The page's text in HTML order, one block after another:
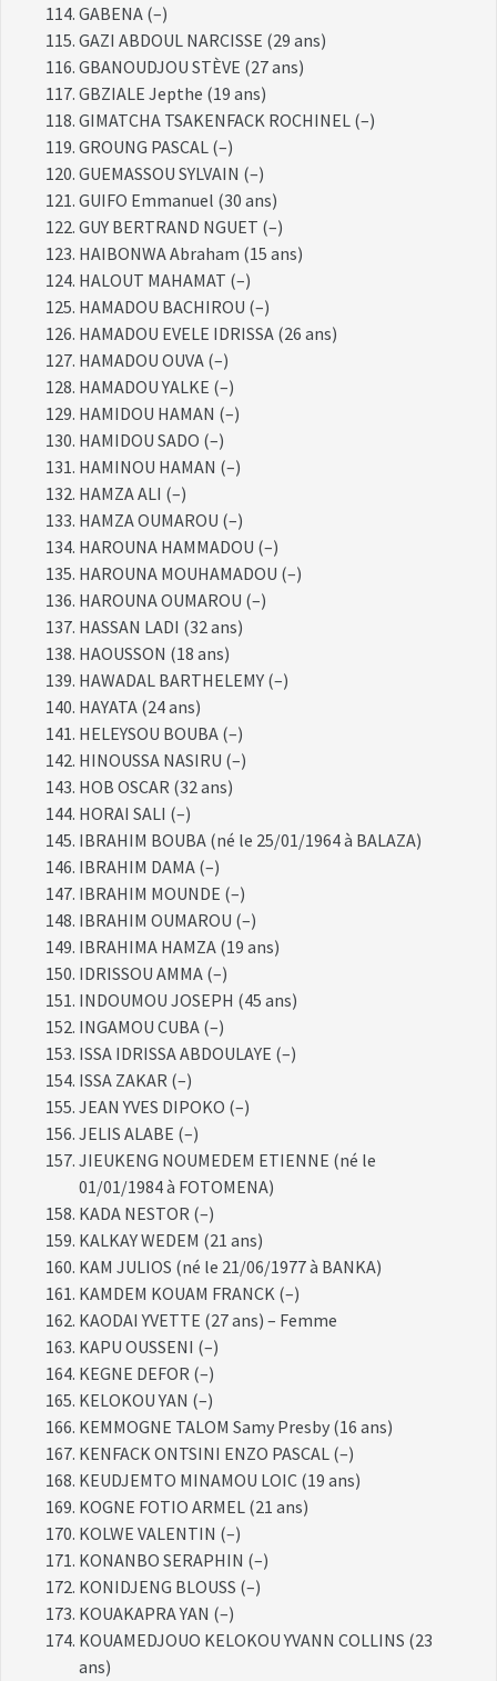
GABENA (–)
GAZI ABDOUL NARCISSE (29 ans)
GBANOUDJOU STÈVE (27 ans)
GBZIALE Jepthe (19 ans)
GIMATCHA TSAKENFACK ROCHINEL (–)
GROUNG PASCAL (–)
GUEMASSOU SYLVAIN (–)
GUIFO Emmanuel (30 ans)
GUY BERTRAND NGUET (–)
HAIBONWA Abraham (15 ans)
HALOUT MAHAMAT (–)
HAMADOU BACHIROU (–)
HAMADOU EVELE IDRISSA (26 ans)
HAMADOU OUVA (–)
HAMADOU YALKE (–)
HAMIDOU HAMAN (–)
HAMIDOU SADO (–)
HAMINOU HAMAN (–)
HAMZA ALI (–)
HAMZA OUMAROU (–)
HAROUNA HAMMADOU (–)
HAROUNA MOUHAMADOU (–)
HAROUNA OUMAROU (–)
HASSAN LADI (32 ans)
HAOUSSON (18 ans)
HAWADAL BARTHELEMY (–)
HAYATA (24 ans)
HELEYSOU BOUBA (–)
HINOUSSA NASIRU (–)
HOB OSCAR (32 ans)
HORAI SALI (–)
IBRAHIM BOUBA (né le 25/01/1964 à BALAZA)
IBRAHIM DAMA (–)
IBRAHIM MOUNDE (–)
IBRAHIM OUMAROU (–)
IBRAHIMA HAMZA (19 ans)
IDRISSOU AMMA (–)
INDOUMOU JOSEPH (45 ans)
INGAMOU CUBA (–)
ISSA IDRISSA ABDOULAYE (–)
ISSA ZAKAR (–)
JEAN YVES DIPOKO (–)
JELIS ALABE (–)
JIEUKENG NOUMEDEM ETIENNE (né le
01/01/1984 à FOTOMENA)
KADA NESTOR (–)
KALKAY WEDEM (21 ans)
KAM JULIOS (né le 21/06/1977 à BANKA)
KAMDEM KOUAM FRANCK (–)
KAODAI YVETTE (27 ans) – Femme
KAPU OUSSENI (–)
KEGNE DEFOR (–)
KELOKOU YAN (–)
KEMMOGNE TALOM Samy Presby (16 ans)
KENFACK ONTSINI ENZO PASCAL (–)
KEUDJEMTO MINAMOU LOIC (19 ans)
KOGNE FOTIO ARMEL (21 ans)
KOLWE VALENTIN (–)
KONANBO SERAPHIN (–)
KONIDJENG BLOUSS (–)
KOUAKAPRA YAN (–)
KOUAMEDJOUO KELOKOU YVANN COLLINS (23
ans)